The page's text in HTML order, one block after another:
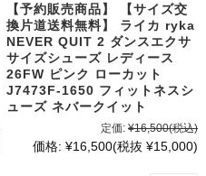
【予約販売商品】 【サイズ交
換片道送料無料】 ライカ ryka
NEVER QUIT 2 ダンスエクサ
サイズシューズ レディース
26FW ピンク ローカット
J7473F-1650 フィットネスシ
ューズ ネバークイット
定価: ¥16,500(税込)
価格: ¥16,500(税抜 ¥15,000)